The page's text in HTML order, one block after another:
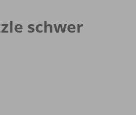
schwer